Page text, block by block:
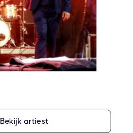
Bekijk artiest